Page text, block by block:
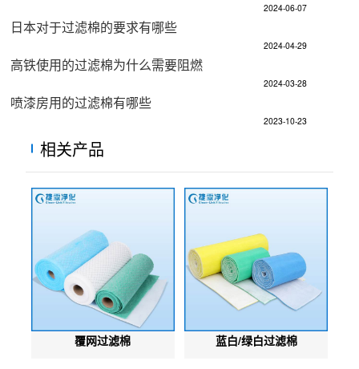
2024-06-07
日本对于过滤棉的要求有哪些
2024-04-29
高铁使用的过滤棉为什么需要阻燃
2024-03-28
喷漆房用的过滤棉有哪些
2023-10-23
相关产品
覆网过滤棉 蓝白/绿白过滤棉